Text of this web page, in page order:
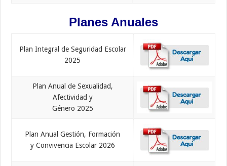
Planes Anuales
Plan Integral de Seguridad Escolar
2025
Plan Anual de Sexualidad,
Afectividad y
Género 2025
Plan Anual Gestión, Formación
y Convivencia Escolar 2026